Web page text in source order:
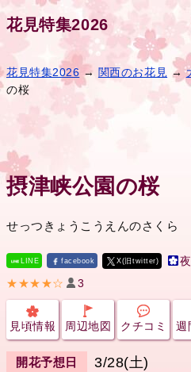
花見特集2026
花見特集2026 → 関西のお花見 →
の桜
摂津峡公園の桜
せっつきょうこうえんのさくら
LINE facebook X(旧twitter)
★★★★☆ 3
見頃情報 周辺地図 クチコミ 週
開花予想日 3/28(土)